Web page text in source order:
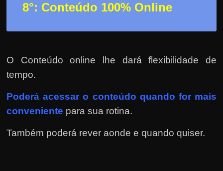
8°: Conteúdo 100% Online
O Conteúdo online lhe dará flexibilidade de
tempo.
Poderá acessar o conteúdo quando for mais
conveniente para sua rotina.
Também poderá rever aonde e quando quiser.